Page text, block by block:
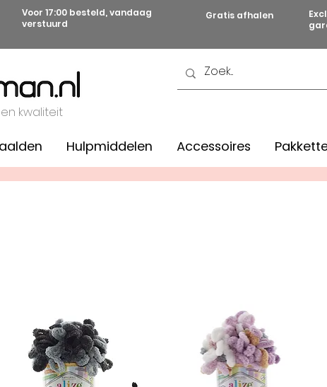
Voor 17:00 besteld, vandaag
verstuurd
Gratis afhalen
en kwaliteit
Hulpmiddelen Accessoires